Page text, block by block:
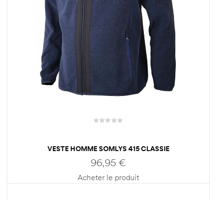
VESTE HOMME SOMLYS 415 CLASSIE
96,95 €
Acheter le produit